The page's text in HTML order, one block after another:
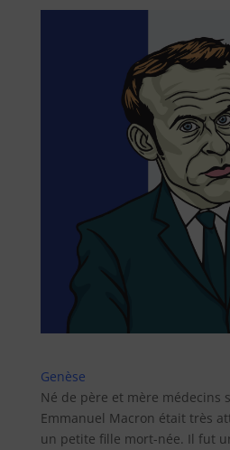
Genèse
Né de père et mère médecins
Emmanuel Macron était très
un petite fille mort-née. Il fut